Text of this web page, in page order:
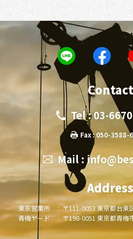
Contact
Tel : 03-
Fax : 050-3588-
Mail :
Address
東京営業所 : 〒111-0053 東京都台東
青梅ヤード : 〒198-0051 東京都青梅